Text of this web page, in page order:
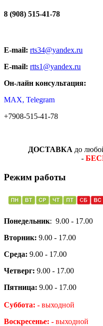
8 (908) 515-41-78
E-mail: rts34@yandex.ru
E-mail: rtts1@yandex.ru
Он-лайн консультация:
MAX, Telegram
+7908-515-41-78
ДОСТАВКА до
-
Режим работы
Понедельник: 9.00 - 17.00
Вторник: 9.00 - 17.00
Среда: 9.00 - 17.00
Четверг: 9.00 - 17.00
Пятница: 9.00 - 17.00
Суббота: - выходной
Воскресенье: - выходной